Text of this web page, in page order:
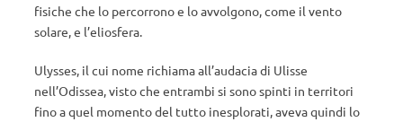
fisiche che lo percorrono e lo avvolgono, come il vento
solare, e l’eliosfera.
Ulysses, il cui nome richiama all’audacia di Ulisse
nell’Odissea, visto che entrambi si sono spinti in territori
fino a quel momento del tutto inesplorati, aveva quindi lo